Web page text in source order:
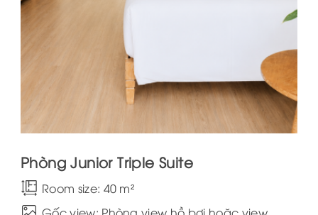
Phòng Junior Triple Suite
Room size: 40 m²